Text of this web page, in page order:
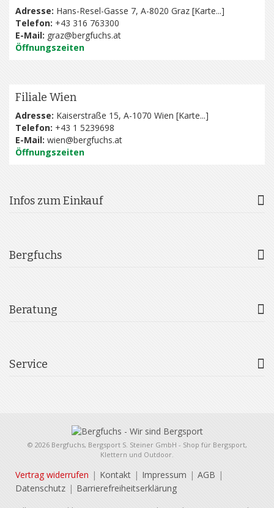
Adresse: Hans-Resel-Gasse 7, A-8020 Graz [Karte...]
Telefon: +43 316 763300
E-Mail: graz@bergfuchs.at
Öffnungszeiten
Filiale Wien
Adresse: Kaiserstraße 15, A-1070 Wien [Karte...]
Telefon: +43 1 5239698
E-Mail: wien@bergfuchs.at
Öffnungszeiten
Infos zum Einkauf
Bergfuchs
Beratung
Service
© 2026 Bergfuchs, Bergsport S. Steiner GmbH - Shop für Bergsport,
Klettern und Outdoor.
Vertrag widerrufen Kontakt Impressum
AGB
Datenschutz
Barrierefreiheitserklärung